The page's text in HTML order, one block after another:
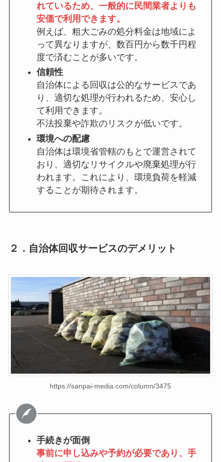
れているため、一般的に民間業者よりも
安価で利用できます。
例えば、粗大ごみの処分料金は地域によ
って異なりますが、数百円から数千円程
度で済むことが多いです。
信頼性
自治体による回収は公的なサービスであ
り、適切な処理が行われるため、安心し
て利用できます。
不法投棄や詐欺のリスクが低いです。
環境への配慮
自治体は環境省管轄のもとで運営されて
おり、適切なリサイクルや廃棄処理が行
われます。これにより、環境負荷を軽減
することが期待されます。
２．自治体回収サービスのデメリット
https://sanpai-media.com/column/3475
手続きが面倒
事前に申し込みや予約が必要であり、手